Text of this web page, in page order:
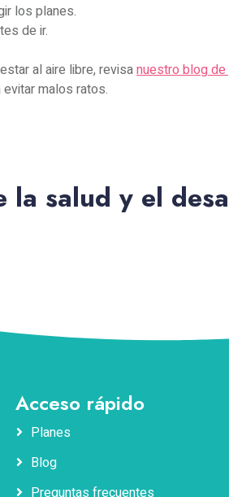
los planes.
de ir.
al aire libre, revisanuestro blog
malos ratos.
la salud y el
Acceso rápido
Planes
Blog